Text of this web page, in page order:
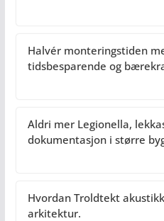
Halvér monteringstiden
tidsbesparende og
Aldri mer Legionella,
dokumentasjon i større
Hvordan Troldtekt
arkitektur.